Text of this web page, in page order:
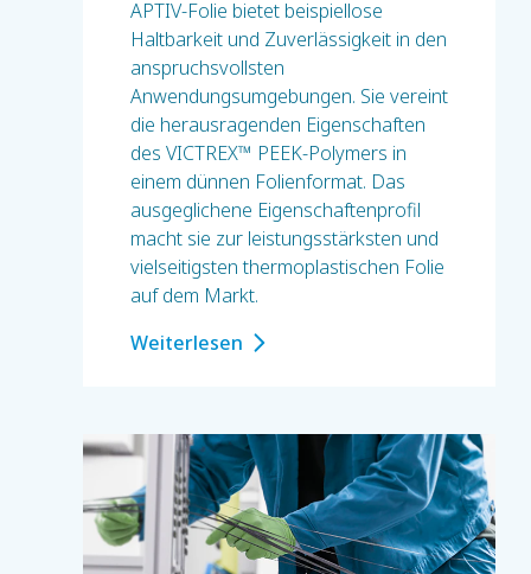
APTIV-Folie bietet beispiellose
Haltbarkeit und Zuverlässigkeit in den
anspruchsvollsten
Anwendungsumgebungen. Sie vereint
die herausragenden Eigenschaften
des VICTREX™ PEEK-Polymers in
einem dünnen Folienformat. Das
ausgeglichene Eigenschaftenprofil
macht sie zur leistungsstärksten und
vielseitigsten thermoplastischen Folie
auf dem Markt.
Weiterlesen